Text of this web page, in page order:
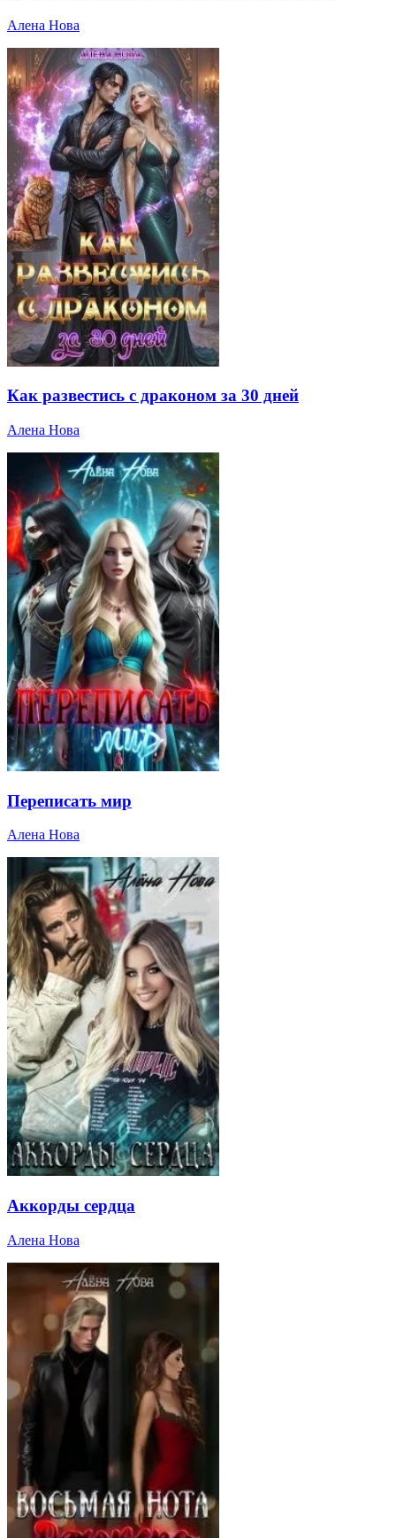
Алена Нова
Как развестись с драконом за 30 дней
Алена Нова
Переписать мир
Алена Нова
Аккорды сердца
Алена Нова